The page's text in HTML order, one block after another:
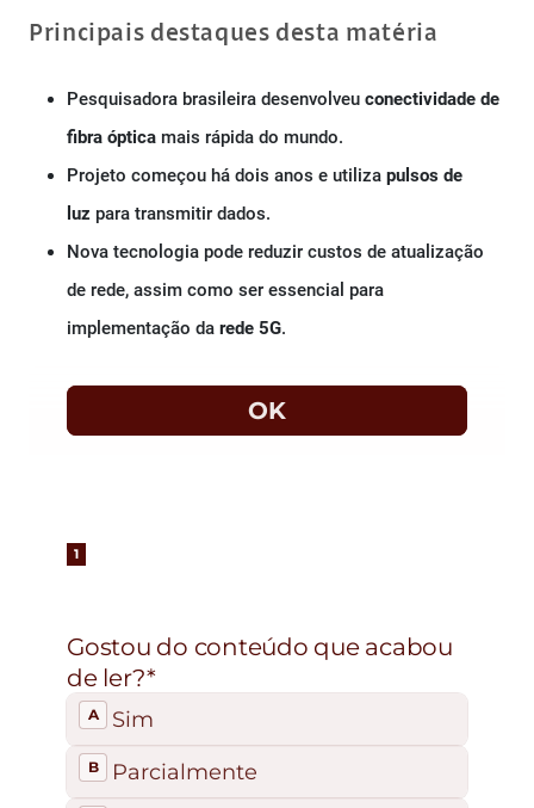
Principais destaques desta matéria
Pesquisadora brasileira desenvolveu conectividade de
fibra óptica mais rápida do mundo.
Projeto começou há dois anos e utiliza pulsos de
luz para transmitir dados.
Nova tecnologia pode reduzir custos de atualização
de rede, assim como ser essencial para
implementação da rede 5G.